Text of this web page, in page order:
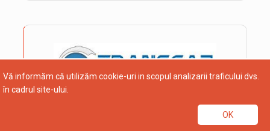
Vă informăm că utilizăm cookie-uri in scopul analizarii traficului dvs.
în cadrul site-ului.
OK